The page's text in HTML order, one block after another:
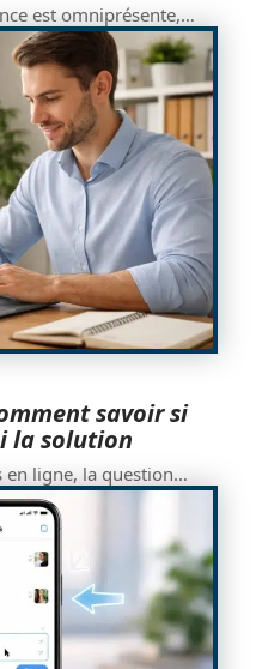
est omniprésente,…
savoir si
la solution
en ligne, la question…